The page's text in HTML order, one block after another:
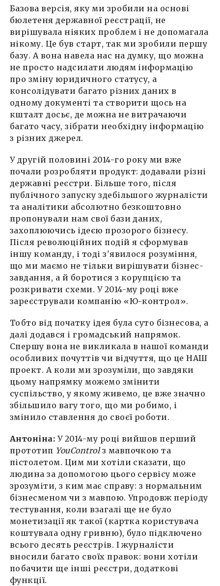
Базова версія, яку ми зробили на основі
бюлетеня державної реєстрації, не
вирішувала ніяких проблем і не допомагала
нікому. Це був старт, так ми зробили першу
базу. А вона навела нас на думку, що можна
не просто надсилати людям інформацію
про зміну юридичного статусу, а
консолідувати багато різних даних в
одному документі та створити щось на
кшталт досьє, де можна не витрачаючи
багато часу, зібрати необхідну інформацію
з різних джерел.
У другій половині 2014-го року ми вже
почали розробляти продукт: додавали різні
державні реєстри. Більше того, після
публічного запуску здебільшого журналісти
та аналітики абсолютно безкоштовно
пропонували нам свої бази даних,
захоплюючись ідеєю прозорого бізнесу.
Після революційних подій я сформував
іншу команду, і тоді з'явилося розуміння,
що ми маємо не тільки вирішувати бізнес-
завдання, а й боротися з корупцією та
розкривати схеми. У 2014-му році вже
зареєстрували компанію «Ю-контрол».
Тобто від початку ідея була суто бізнесова, а
далі додався і громадський напрямок.
Спершу вона не викликала в нашої команди
особливих почуттів чи відчуття, що це НАШ
проект. А коли ми зрозуміли, що завдяки
цьому напрямку можемо змінити
суспільство, у якому живемо, це вже значно
збільшило вагу того, що ми робимо, і
змінило ставлення до своєї роботи.
Антоніна: У 2014-му році вийшов перший
прототип YouControlз мавпочкою та
пістолетом. Цим ми хотіли сказати, що
людина за допомогою цього сервісу може
зрозуміти, з ким має справу: з нормальним
бізнесменом чи з мавпою. Упродовж періоду
тестування, коли взагалі ще не було
монетизації як такої (картка користувача
коштувала одну гривню), було підключено
всього десять реєстрів. І журналісти
вносили багато своїх правок: вони хотіли
побачити ще інші реєстри, додаткові
функції.